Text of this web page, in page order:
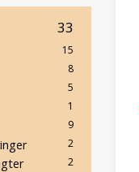
33
15
8
5
1
9
2
2